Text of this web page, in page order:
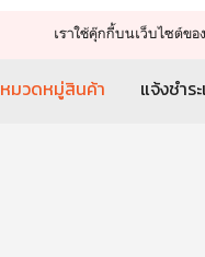
เราใช้คุ๊กกี้บนเว็บไซต์ข
หมวดหมู่สินค้า แจ้งชำร